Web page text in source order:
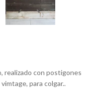
realizado con postigones
para colgar..